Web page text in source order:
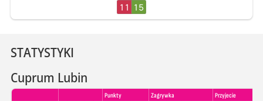
11 15
STATYSTYKI
Cuprum Lubin
Punkty Zagrywka
Przyjecie